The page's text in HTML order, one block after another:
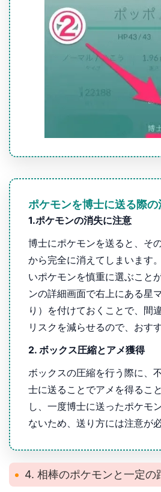
ポケモンを博士に送る際の
1.ポケモンの消失に注意
博士にポケモンを送ると、そ
から完全に消えてしまいます
いポケモンを慎重に選ぶこと
ンの詳細画面で右上にある星
り）を付けておくことで、間
リスクを減らせるので、おす
2. ボックス圧縮とアメ獲得
ボックスの圧縮を行う際に、
士に送ることでアメを得るこ
し、一度博士に送ったポケモ
ないため、送り方には注意が必
4. 相棒のポケモンと一定の